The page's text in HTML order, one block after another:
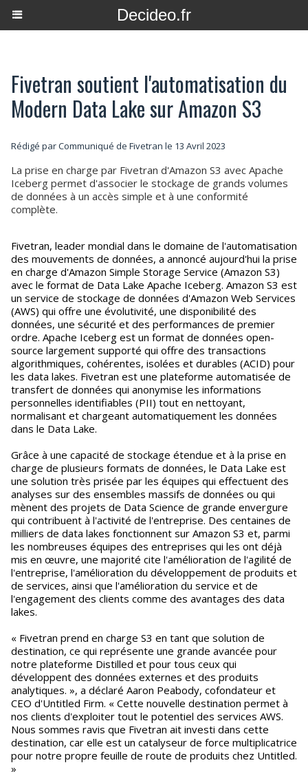
Decideo.fr
Fivetran soutient l'automatisation du
Modern Data Lake sur Amazon S3
Rédigé par Communiqué de Fivetran le 13 Avril 2023
La prise en charge par Fivetran d'Amazon S3 avec Apache
Iceberg permet d'associer le stockage de grands volumes
de données à un accès simple et à une conformité
complète.
Fivetran, leader mondial dans le domaine de l'automatisation
des mouvements de données, a annoncé aujourd'hui la prise
en charge d'Amazon Simple Storage Service (Amazon S3)
avec le format de Data Lake Apache Iceberg. Amazon S3 est
un service de stockage de données d'Amazon Web Services
(AWS) qui offre une évolutivité, une disponibilité des
données, une sécurité et des performances de premier
ordre. Apache Iceberg est un format de données open-
source largement supporté qui offre des transactions
algorithmiques, cohérentes, isolées et durables (ACID) pour
les data lakes. Fivetran est une plateforme automatisée de
transfert de données qui anonymise les informations
personnelles identifiables (PII) tout en nettoyant,
normalisant et chargeant automatiquement les données
dans le Data Lake.
Grâce à une capacité de stockage étendue et à la prise en
charge de plusieurs formats de données, le Data Lake est
une solution très prisée par les équipes qui effectuent des
analyses sur des ensembles massifs de données ou qui
mènent des projets de Data Science de grande envergure
qui contribuent à l'activité de l'entreprise. Des centaines de
milliers de data lakes fonctionnent sur Amazon S3 et, parmi
les nombreuses équipes des entreprises qui les ont déjà
mis en œuvre, une majorité cite l'amélioration de l'agilité de
l'entreprise, l'amélioration du développement de produits et
de services, ainsi que l'amélioration du service et de
l'engagement des clients comme des avantages des data
lakes.
« Fivetran prend en charge S3 en tant que solution de
destination, ce qui représente une grande avancée pour
notre plateforme Distilled et pour tous ceux qui
développent des données externes et des produits
analytiques. », a déclaré Aaron Peabody, cofondateur et
CEO d'Untitled Firm. « Cette nouvelle destination permet à
nos clients d'exploiter tout le potentiel des services AWS.
Nous sommes ravis que Fivetran ait investi dans cette
destination, car elle est un catalyseur de force multiplicatrice
pour notre propre feuille de route de produits chez Untitled.
»